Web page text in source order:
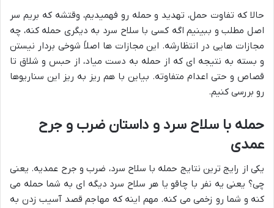
حالا که تفاوت حمل، تهدید و حمله رو فهمیدیم، وقتشه که بریم سر
اصل مطلب و ببینیم اگه کسی با سلاح سرد به دیگری حمله کنه، چه
مجازات هایی در انتظارشه. این مجازات ها اصلاً شوخی بردار نیستن
و بسته به نتیجه ای که از حمله به دست میاد، از حبس و شلاق تا
قصاص و حتی اعدام متفاوته. بیاین با هم ریز به ریز این سناریوها
رو بررسی کنیم.
حمله با سلاح سرد و داستان ضرب و جرح
عمدی
یکی از رایج ترین نتایج حمله با سلاح سرد، ضرب و جرح عمدیه. یعنی
چی؟ یعنی یه نفر با چاقو یا هر سلاح سرد دیگه ای به شما حمله می
کنه و شما رو زخمی می کنه. مهم اینه که مهاجم قصد آسیب زدن به